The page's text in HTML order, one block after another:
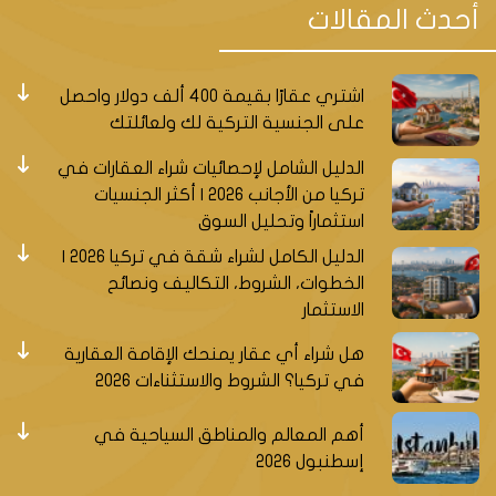
الدموية والأعصاب والأورام والأمراض العقلية والنفسية والعلاج
الطبيعي والتأهيل.
مستشفى ميديبول ميجا جامعة
: هو مستشفى خاص يقع
في حي كورت كوي، ويعد أحد أكبر المست
إنظر أيضا أفضل العقارات في اسطنبول
أحدث المقالات
اشتري عقارًا بقيمة 400 ألف دولار واحصل
على الجنسية التركية لك ولعائلتك
الدليل الشامل لإحصائيات شراء العقارات في
تركيا من الأجانب 2026 | أكثر الجنسيات
استثماراً وتحليل السوق
الخطوات، الشروط، التكاليف ونصائح
الاستثمار
هل شراء أي عقار يمنحك الإقامة العقارية
في تركيا؟ الشروط والاستثناءات 2026
أهم المعالم والمناطق السياحية في
إسطنبول 2026